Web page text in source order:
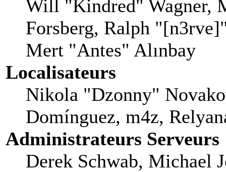
Will "Kindred" Wagner,
Forsberg, Ralph
Mert "Antes" Alınbay
Localisateurs
Nikola "Dzonny"
Domínguez, m4z,
Administrateurs Serveurs
Derek Schwab, Michael